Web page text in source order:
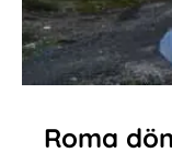
Roma